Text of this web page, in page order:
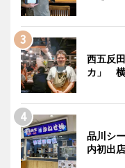
西五反
カ」 横
品川シ
内初出